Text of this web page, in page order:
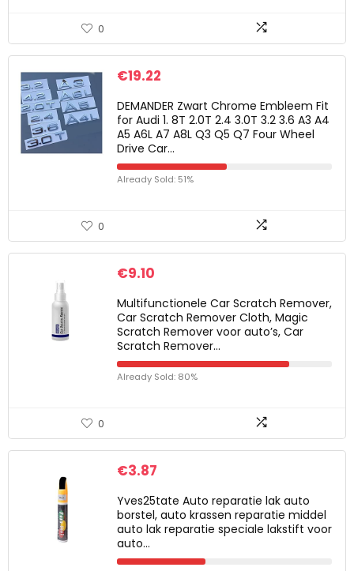
0
€19.22
DEMANDER Zwart Chrome Embleem Fit
for Audi 1. 8T 2.0T 2.4 3.0T 3.2 3.6 A3 A4
A5 A6L A7 A8L Q3 Q5 Q7 Four Wheel
Drive Car…
Already Sold: 51%
0
€9.10
Multifunctionele Car Scratch Remover,
Car Scratch Remover Cloth, Magic
Scratch Remover voor auto’s, Car
Scratch Remover…
Already Sold: 80%
0
€3.87
Yves25tate Auto reparatie lak auto
borstel, auto krassen reparatie middel
auto lak reparatie speciale lakstift voor
auto…